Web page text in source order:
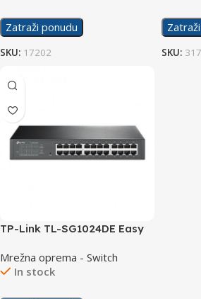
Zatraži ponudu
SKU: 17202 SKU:
TP-Link TL-SG1024DE Easy
24×10/100/1000
Mrežna oprema - Switch
In stock